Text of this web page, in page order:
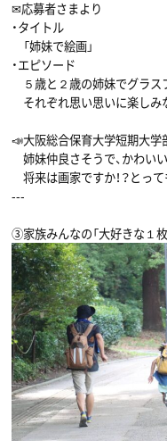
✉応募者さまより
・タイトル
「姉妹で絵画」
・エピソード
５歳と２歳の姉妹でグラス
それぞれ思い思いに楽しみ
📣大阪総合保育大学短期大学
姉妹仲良さそうで、かわいい
将来は画家ですか！？とって
---
③家族みんなの「大好きな１枚